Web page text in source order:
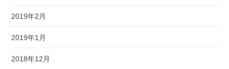
2019年2月
2019年1月
2018年12月